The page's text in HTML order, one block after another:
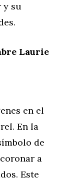
y su
Laurie
en el
En la
de
a
Este